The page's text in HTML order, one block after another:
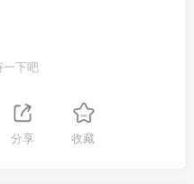
一下吧
分享 收藏